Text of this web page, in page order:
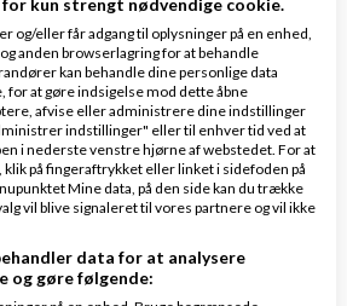
med
hos Saxis
fakturaer
Dinero i dag
kun strengt nødvendige cookie.
og/eller får adgang til oplysninger på en enhed,
anden browserlagring for at behandle
kan behandle dine personlige data
for at gøre indsigelse mod dette åbne
afvise eller administrere dine indstillinger
indstillinger" eller til enhver tid ved at
i nederste venstre hjørne af webstedet. For at
på fingeraftrykket eller linket i sidefoden på
Mine data, på den side kan du trække
vil blive signaleret til vores partnere og vil ikke
data for at analysere
og gøre følgende: